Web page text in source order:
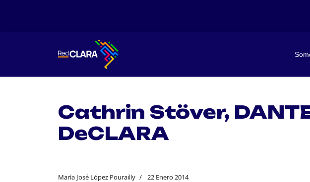
Cathrin Stöver,
DeCLARA
María José López Pourailly 22 Enero 2014